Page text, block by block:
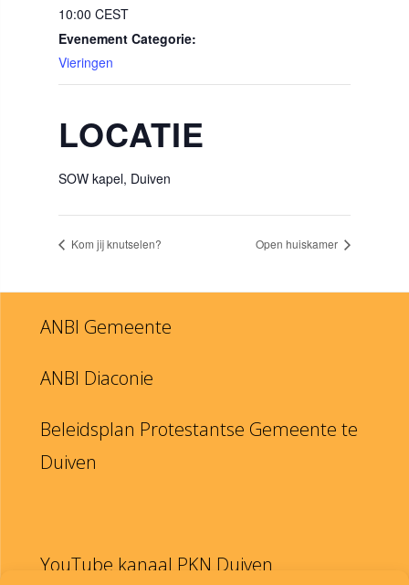
10:00 CEST
Evenement Categorie:
Vieringen
LOCATIE
SOW kapel, Duiven
Kom jij knutselen? Open huiskamer
ANBI Gemeente
ANBI Diaconie
Beleidsplan Protestantse Gemeente te
Duiven
YouTube kanaal PKN Duiven